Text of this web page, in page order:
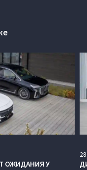
ОЖИДАНИЯ У
28